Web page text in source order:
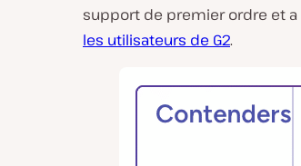
support de premier ordre et
les utilisateurs de G2.